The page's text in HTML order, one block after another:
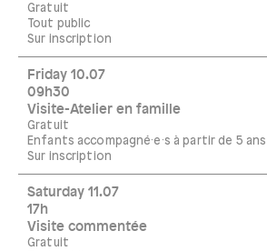
Gratuit
Tout public
Sur inscription
Friday 10.07
09h30
Visite-Atelier en famille
Gratuit
Enfants accompagné·e·s à partir de 5 ans
Sur inscription
Saturday 11.07
17h
Visite commentée
Gratuit